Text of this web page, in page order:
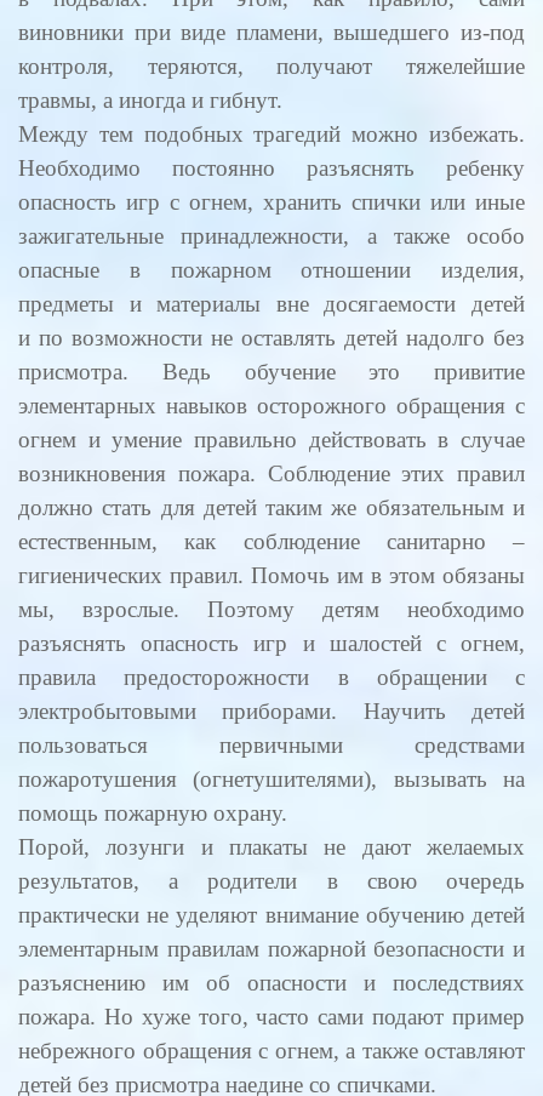
виновники при виде пламени, вышедшего из-под
контроля, теряются, получают тяжелейшие
травмы, а иногда и гибнут.
Между тем подобных трагедий можно избежать.
Необходимо постоянно разъяснять ребенку
опасность игр с огнем, хранить спички или иные
зажигательные принадлежности, а также особо
опасные в пожарном отношении изделия,
предметы и материалы вне досягаемости детей
и по возможности не оставлять детей надолго без
присмотра. Ведь обучение это привитие
элементарных навыков осторожного обращения с
огнем и умение правильно действовать в случае
возникновения пожара. Соблюдение этих правил
должно стать для детей таким же обязательным и
естественным, как соблюдение санитарно –
гигиенических правил. Помочь им в этом обязаны
мы, взрослые. Поэтому детям необходимо
разъяснять опасность игр и шалостей с огнем,
правила предосторожности в обращении с
электробытовыми приборами. Научить детей
пользоваться первичными средствами
пожаротушения (огнетушителями), вызывать на
помощь пожарную охрану.
Порой, лозунги и плакаты не дают желаемых
результатов, а родители в свою очередь
практически не уделяют внимание обучению детей
элементарным правилам пожарной безопасности и
разъяснению им об опасности и последствиях
пожара. Но хуже того, часто сами подают пример
небрежного обращения с огнем, а также оставляют
детей без присмотра наедине со спичками.